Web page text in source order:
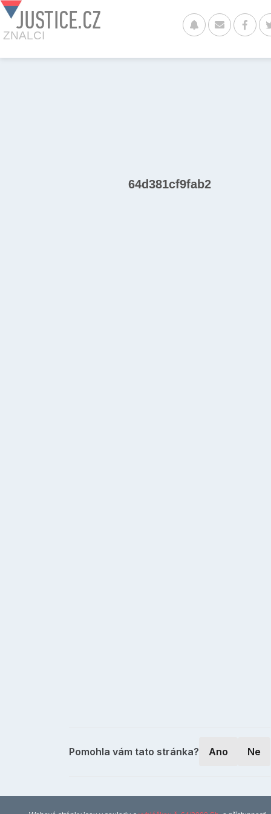
JUSTICE.CZ
ZNALCI
64d381cf9fab2
Pomohla vám tato stránka? Ano Ne